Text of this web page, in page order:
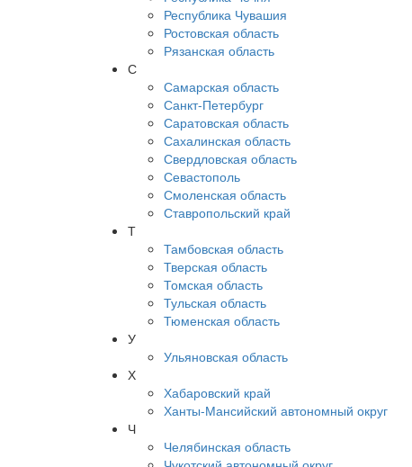
Республика Чувашия
Ростовская область
Рязанская область
С
Самарская область
Санкт-Петербург
Саратовская область
Сахалинская область
Свердловская область
Севастополь
Смоленская область
Ставропольский край
Т
Тамбовская область
Тверская область
Томская область
Тульская область
Тюменская область
У
Ульяновская область
Х
Хабаровский край
Ханты-Мансийский автономный округ
Ч
Челябинская область